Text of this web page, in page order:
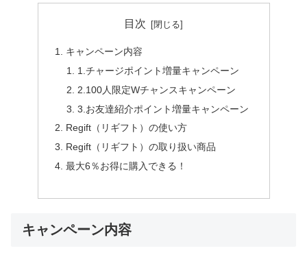
目次
キャンペーン内容
1.チャージポイント増量キャンペーン
2.100人限定Wチャンスキャンペーン
3.お友達紹介ポイント増量キャンペーン
Regift（リギフト）の使い方
Regift（リギフト）の取り扱い商品
最大6％お得に購入できる！
キャンペーン内容